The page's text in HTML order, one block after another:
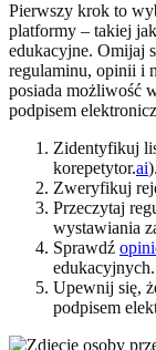
Pierwszy krok to
platformy – takiej
edukacyjne. Omijaj
regulaminu, opinii i
posiada możliwość
podpisem
Zidentyfikuj
korepetytor.ai).
Zweryfikuj
Przeczytaj
wystawiania
Sprawdź
edukacyjnych.
Upewnij się,
podpisem